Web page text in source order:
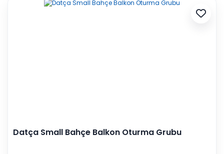
Datça Small Bahçe Balkon Oturma Grubu